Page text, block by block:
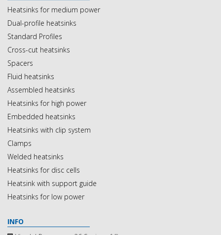
Heatsinks for medium power
Dual-profile heatsinks
Standard Profiles
Cross-cut heatsinks
Spacers
Fluid heatsinks
Assembled heatsinks
Heatsinks for high power
Embedded heatsinks
Heatsinks with clip system
Clamps
Welded heatsinks
Heatsinks for disc cells
Heatsink with support guide
Heatsinks for low power
INFO